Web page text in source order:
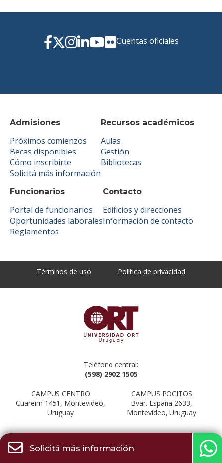
Solicitá más información
Admisiones
Próximos comienzos
Becas disponibles
Cómo inscribirte
Solicitá más información
Recursos académicos
Aulas
Gestión
Bibliotecas
Funcionarios
Portal de funcionarios
Oportunidades laborales
Reglamentos
Contacto
Edificios y direcciones
Información de contacto
Cuentas oficiales
Términos de uso Política de privacidad
Teléfono central:
(598) 2902 1505
CAMPUS CENTRO
Cuareim 1451, Montevideo,
Uruguay
CAMPUS POCITOS
Bvar. España 2633,
Montevideo, Uruguay